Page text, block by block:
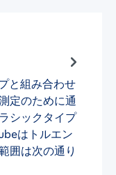
と組み合わせ
定のために通
シックタイプ
はトルエン
囲は次の通り